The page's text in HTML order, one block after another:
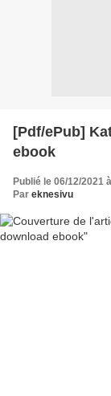
[Pdf/ePub]
ebook
Publié le 06/12/2021
Par eknesivu